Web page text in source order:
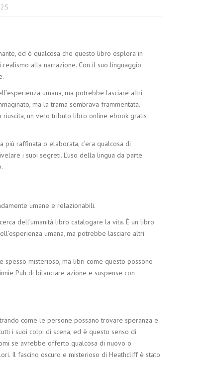
ed è qualcosa che questo libro esplora in
alla narrazione. Con il suo linguaggio
umana, ma potrebbe lasciare altri
ma la trama sembrava frammentata.
un vero tributo libro online ebook gratis
raffinata o elaborata, c’era qualcosa di
i suoi segreti. L’uso della lingua da parte
umane e relazionabili.
dell’umanità libro catalogare la vita. È un libro
umana, ma potrebbe lasciare altri
misterioso, ma libri come questo possono
Puh di bilanciare azione e suspense con
come le persone possano trovare speranza e
i suoi colpi di scena, ed è questo senso di
se avrebbe offerto qualcosa di nuovo o
Il fascino oscuro e misterioso di Heathcliff è stato